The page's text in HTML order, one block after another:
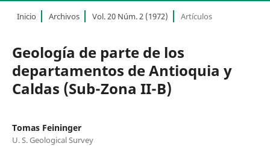
Inicio Archivos Vol. 20 Núm. 2 (1972) Artículos
Geología de parte de los
departamentos de Antioquia y
Caldas (Sub-Zona II-B)
Tomas Feininger
U. S. Geological Survey